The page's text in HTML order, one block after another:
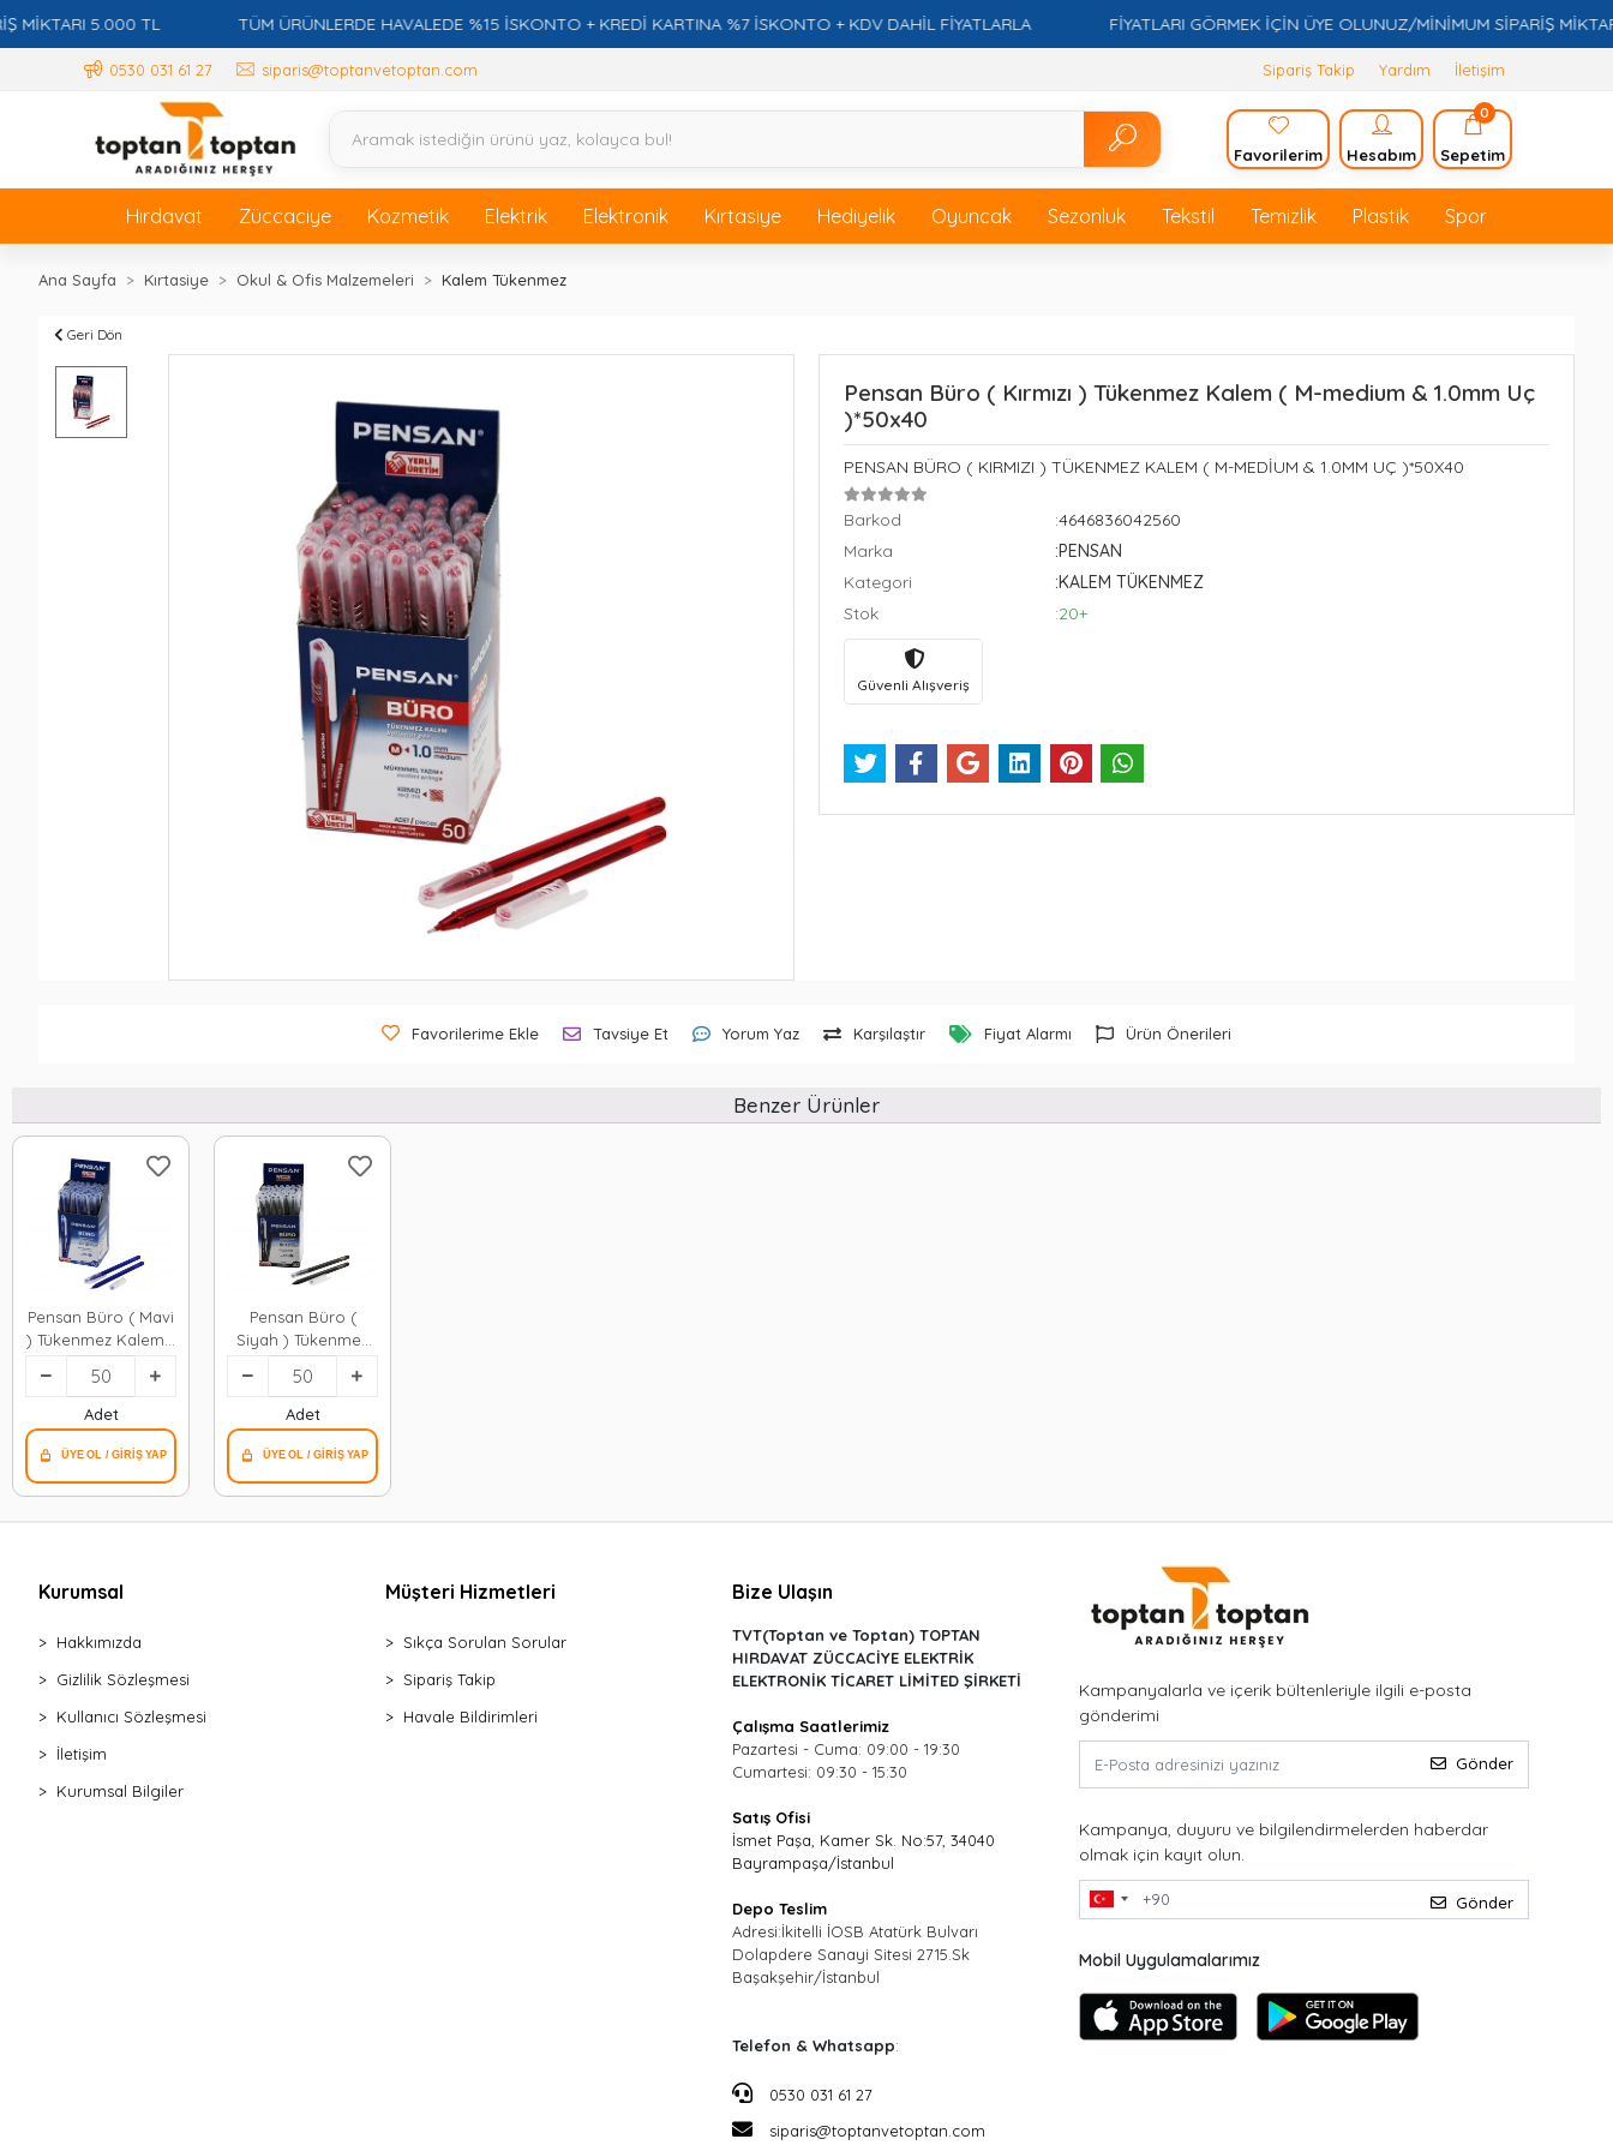
5.000 TL TÜM ÜRÜNLERDE HAVALEDE %15 İSKONTO + KREDİ KARTINA %7 İSKONTO + KDV DAHİL FİYATLARLA FİYATLARI GÖRMEK İÇİN ÜYE OLUNUZ/MİNİMUM SİPARİŞ MİKTARI
0530 031 61 27 siparis@toptanvetoptan.com Sipariş Takip Yardım İletişim
Favorilerim Hesabım
0
Sepetim
Hırdavat Züccaciye Kozmetik Elektrik Elektronik Kırtasiye Hediyelik Oyuncak Sezonluk Tekstil Temizlik Plastik Spor
Ana Sayfa Kırtasiye Okul & Ofis Malzemeleri Kalem Tükenmez
Geri Dön
Pensan Büro ( Kırmızı ) Tükenmez Kalem ( M-medium & 1.0mm Uç
)*50x40
PENSAN BÜRO ( KIRMIZI ) TÜKENMEZ KALEM ( M-MEDİUM & 1.0MM UÇ )*50X40
Barkod
:4646836042560
Marka
:PENSAN
Kategori
:KALEM TÜKENMEZ
Stok
:20+
Güvenli Alışveriş
Favorilerime Ekle Tavsiye Et Yorum Yaz Karşılaştır Fiyat Alarmı Ürün Önerileri
Benzer Ürünler
Pensan Büro ( Mavi
) Tükenmez Kalem (
M-medium & 1.0mm
Uç )*50x40
Adet
Pensan Büro (
Siyah ) Tükenmez
Kalem ( M-medium
& 1.0mm Uç )*50x40
Adet
Kurumsal
Hakkımızda
Gizlilik Sözleşmesi
Kullanıcı Sözleşmesi
İletişim
Kurumsal Bilgiler
Müşteri Hizmetleri
Sıkça Sorulan Sorular
Sipariş Takip
Havale Bildirimleri
Bize Ulaşın
TVT(Toptan ve Toptan) TOPTAN
HIRDAVAT ZÜCCACİYE ELEKTRİK
ELEKTRONİK TİCARET LİMİTED ŞİRKETİ
Çalışma Saatlerimiz
Pazartesi - Cuma: 09:00 - 19:30
Cumartesi: 09:30 - 15:30
Satış Ofisi
İsmet Paşa, Kamer Sk. No:57, 34040
Bayrampaşa/İstanbul
Depo Teslim
Adresi:İkitelli İOSB Atatürk Bulvarı
Dolapdere Sanayi Sitesi 2715.Sk
Başakşehir/İstanbul
Telefon & Whatsapp:
0530 031 61 27
siparis@toptanvetoptan.com
Kampanyalarla ve içerik bültenleriyle ilgili e-posta
gönderimi
Gönder
Kampanya, duyuru ve bilgilendirmelerden haberdar
olmak için kayıt olun.
Gönder
Mobil Uygulamalarımız